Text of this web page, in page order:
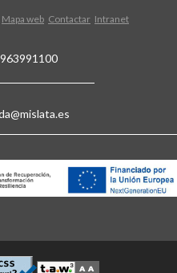
Mapa web Contactar Intranet